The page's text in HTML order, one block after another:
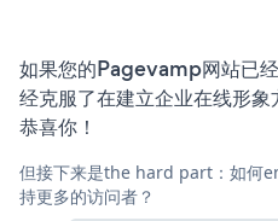
如果您的Pagevamp网站已
经克服了在建立企业在线形象
恭喜你！
但接下来是the hard part：如何
持更多的访问者？